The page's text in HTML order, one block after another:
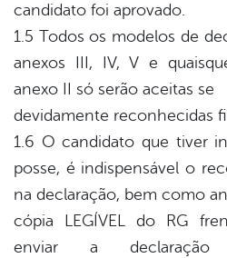
candidato foi aprovado.
1.5 Todos os modelos de
anexos III, IV, V e
anexo II só serão aceitas se
devidamente reconhecidas
1.6 O candidato que tiver
posse, é indispensável o
na declaração, bem como
cópia LEGÍVEL do RG
enviar a